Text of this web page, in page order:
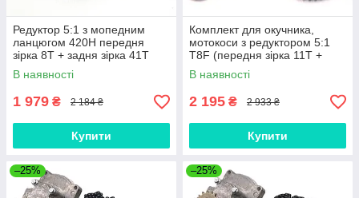
Редуктор 5:1 з мопедним
ланцюгом 420H передня
зірка 8T + задня зірка 41T
В наявності
1 979 ₴ 2 184 ₴
Купити
Комплект для окучника,
мотокоси з редуктором 5:1
T8F (передня зірка 11Т +
задня зірка 54Т 2 шт +
ланцюг 2 шт.) 116L
В наявності
2 195 ₴ 2 933 ₴
Купити
–25% –25%